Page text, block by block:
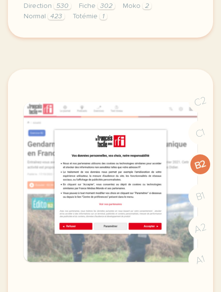
Direction 530 Fiche 302 Moko
2
Normal
423 Totémie 1
didomi host didomi components button cursor
C2
C1
B2
B1
A2
A1